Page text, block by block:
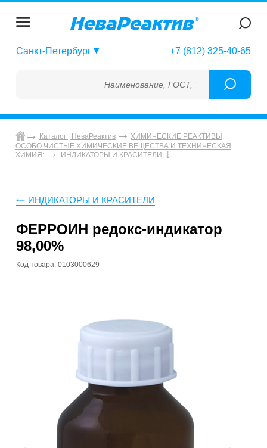
Санкт-Петербург +7 (812) 325-40-65
Наименование, ГОСТ, ТУ, ГСО, МСО, ОСО,
Каталог | НеваРеактив
ХИМИЧЕСКИЕ РЕАКТИВЫ,
ОСОБО ЧИСТЫЕ ХИМИЧЕСКИЕ ВЕЩЕСТВА И ТЕХНИЧЕСКАЯ
ХИМИЯ:
ИНДИКАТОРЫ И КРАСИТЕЛИ
ИНДИКАТОРЫ И КРАСИТЕЛИ
ФЕРРОИН редокс-индикатор
98,00%
Код товара: 0103000629